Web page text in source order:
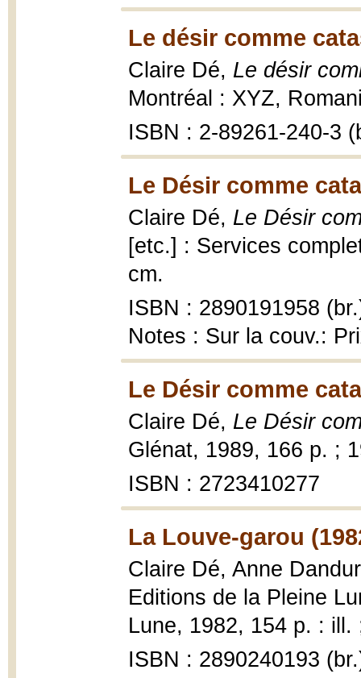
Le désir comme
Claire Dé, Le désir
Montréal : XYZ,
ISBN : 2-89261-240-3
Le Désir comme
Claire Dé, Le Désir
[etc.] : Services
cm.
ISBN : 2890191958
Notes : Sur la couv.:
Le Désir comme
Claire Dé, Le Désir
Glénat, 1989, 166 p. ;
ISBN : 2723410277
La Louve-garou
Claire Dé, Anne
Editions de la Pleine
Lune, 1982, 154 p. : ill.
ISBN : 2890240193